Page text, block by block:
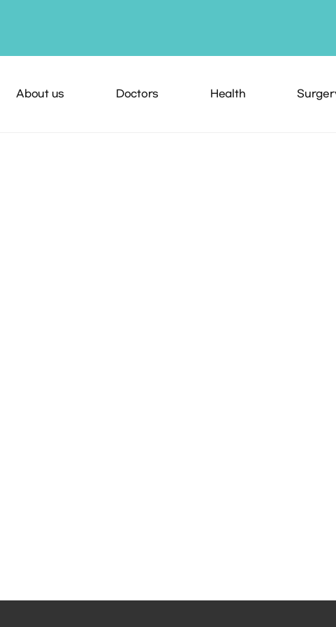
About us Doctors Health